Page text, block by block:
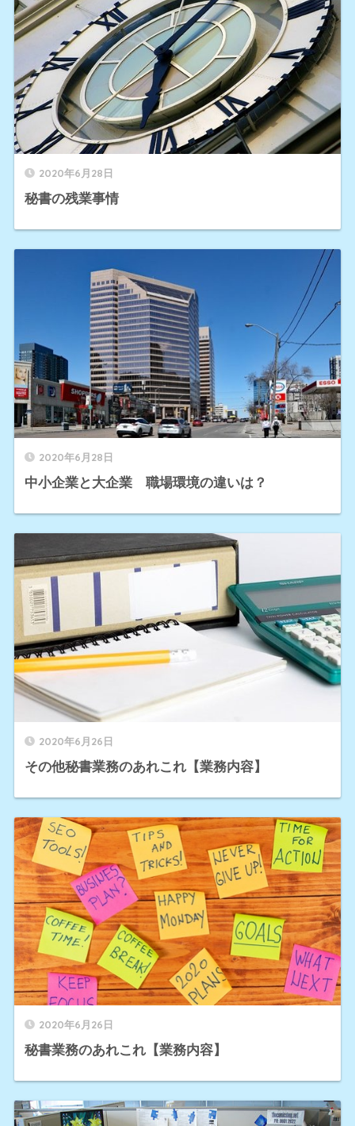
2020年6月28日
秘書の残業事情
2020年6月28日
中小企業と大企業 職場環境の違いは？
2020年6月26日
その他秘書業務のあれこれ【業務内容】
2020年6月26日
秘書業務のあれこれ【業務内容】